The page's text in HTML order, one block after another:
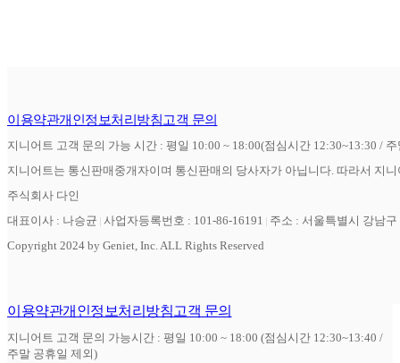
이용약관개인정보처리방침고객 문의
지니어트 고객 문의 가능 시간 : 평일 10:00 ~ 18:00(점심시간 12:30~13:30 /
지니어트는 통신판매중개자이며 통신판매의 당사자가 아닙니다. 따라서 지
주식회사 다인
대표이사 : 나승균 사업자등록번호 : 101-86-16191
주소 : 서울특별시 강남
Copyright 2024 by Geniet, Inc. ALL Rights Reserved
이용약관개인정보처리방침고객 문의
지니어트 고객 문의 가능시간 : 평일 10:00 ~ 18:00 (점심시간 12:30~13:40 /
주말 공휴일 제외)